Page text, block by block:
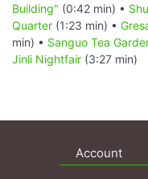
Building" (0:42 min) •
Quarter (1:23 min) •
min) • Sanguo Tea
Jinli Nightfair (3:27 min)
Account